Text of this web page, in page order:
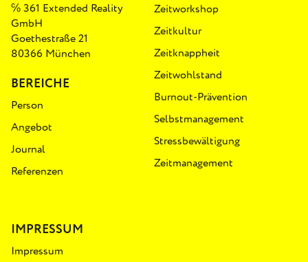
BEREICHE
Person
Angebot
Journal
Referenzen
℅ 361 Extended Reality
GmbH
Goethestraße 21
80366 München
Zeitworkshop
Zeitkultur
Zeitknappheit
Zeitwohlstand
Burnout-Prävention
Selbstmanagement
Stressbewältigung
Zeitmanagement
IMPRESSUM
Impressum